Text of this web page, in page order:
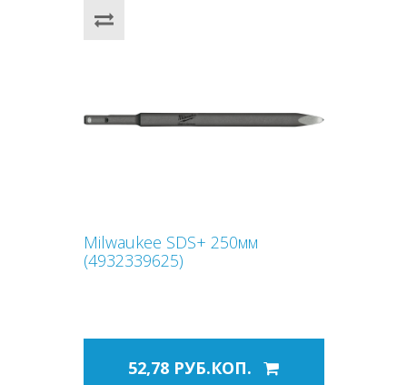
Milwaukee SDS+ 250мм
(4932339625)
52,78 РУБ.КОП.